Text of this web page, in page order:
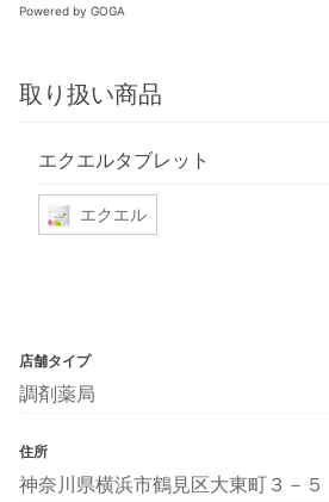
Powered by GOGA
取り扱い商品
エクエルタブレット
エクエル
店舗タイプ
調剤薬局
住所
神奈川県横浜市鶴見区大東町３－５